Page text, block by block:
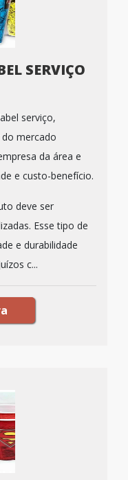
SERVIÇO
serviço,
mercado
da área e
e custo-benefício.
deve ser
Esse tipo de
e durabilidade
c...